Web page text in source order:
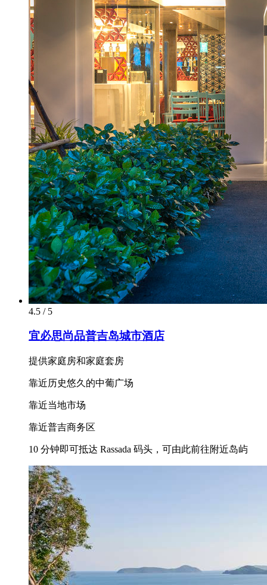
4.5 / 5
宜必思尚品普吉岛城市酒店
提供家庭房和家庭套房
靠近历史悠久的中葡广场
靠近当地市场
靠近普吉商务区
10 分钟即可抵达 Rassada 码头，可由此前往附近岛屿